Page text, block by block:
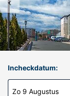
Incheckdatum:
Zo 9 Augustus